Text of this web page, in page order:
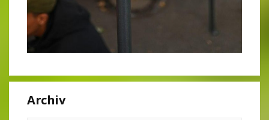
Archiv